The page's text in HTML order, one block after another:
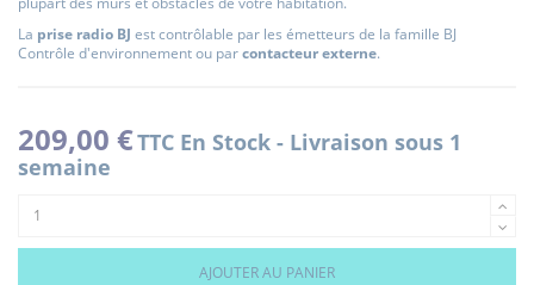
La prise radio BJ est contrôlable par les émetteurs de la famille BJ
Contrôle d'environnement ou parcontacteur externe.
209,00 €TTC En Stock - Livraison sous 1
semaine
AJOUTER AU PANIER